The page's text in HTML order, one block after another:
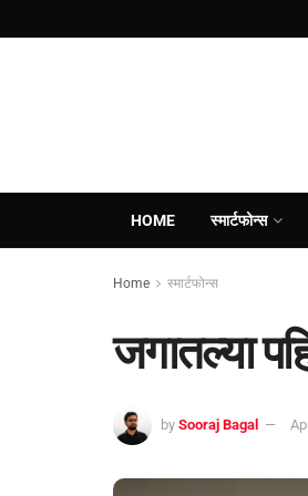
HOME स्मार्टफोन्स
Home स्मार्टफोन्स
जगातल्या
by Sooraj Bagal